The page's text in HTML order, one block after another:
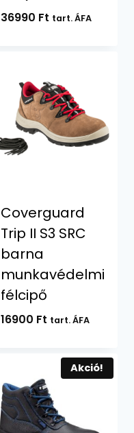
36990 Ft tart. ÁFA
Coverguard
Trip II S3 SRC
barna
munkavédelmi
félcipő
16900 Ft tart. ÁFA
Akció!